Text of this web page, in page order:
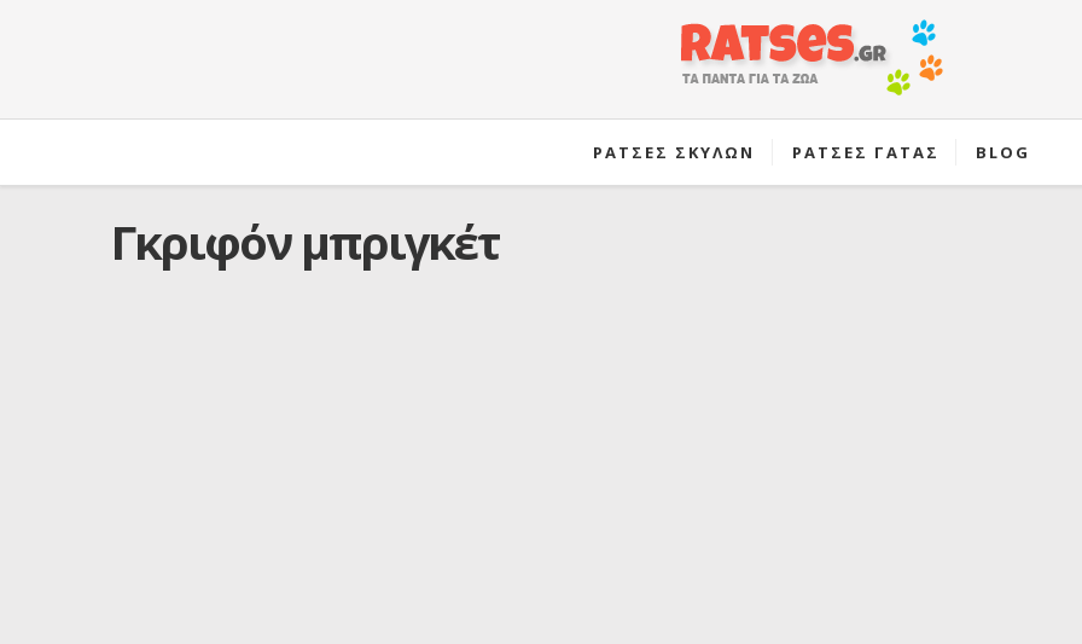
ΡΑΤΣΕΣ ΣΚΥΛΩΝ ΡΑΤΣΕΣ ΓΑΤΑΣ BLOG
Γκριφόν μπριγκέτ